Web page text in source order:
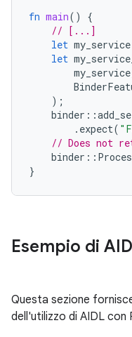
fn main()
{
// [...]
let my_service
let
my_service
);
binder ::
. expect(
// Does not
binder ::
}
Esempio di
Questa sezione
dell'utilizzo di AIDL con